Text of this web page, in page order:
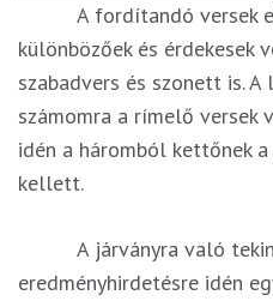
A fordítandó versek
különbözőek és érdekesek
szabadvers és szonett is.
számomra a rímelő versek
idén a háromból kettőnek
kellett.
A járványra való
eredményhirdetésre idén